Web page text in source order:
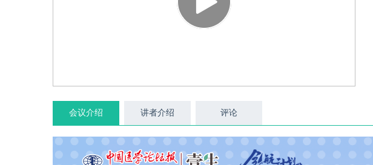
会议介绍 讲者介绍 评论